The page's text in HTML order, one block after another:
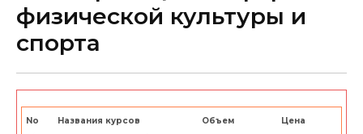
физической культуры и
спорта
No
Названия курсов
Объем Цена